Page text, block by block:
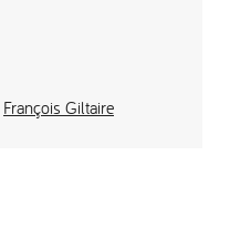
François Giltaire